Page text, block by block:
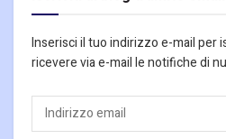
Inserisci il tuo indirizzo e-mail per
ricevere via e-mail le notifiche di
Indirizzo
email